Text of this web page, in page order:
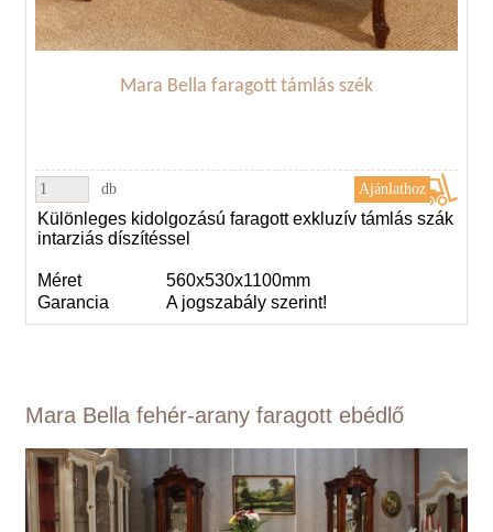
Mara Bella faragott támlás szék
db
Különleges kidolgozású faragott exkluzív támlás szák
intarziás díszítéssel
Méret
560x530x1100mm
Garancia
A jogszabály szerint!
Mara Bella fehér-arany faragott ebédlő